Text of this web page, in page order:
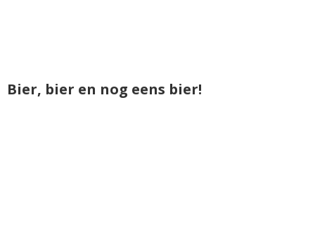
Bier, bier en nog eens bier!